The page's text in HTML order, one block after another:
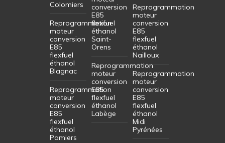
Colomiers
Reprogrammation
moteur
conversion
E85
flexfuel
éthanol
Blagnac
Reprogrammation
moteur
conversion
E85
flexfuel
éthanol
Pamiers
conversion
E85
flexfuel
éthanol
Saint-
Orens
Reprogrammation
moteur
conversion
E85
flexfuel
éthanol
Labège
Reprogrammation
moteur
conversion
E85
flexfuel
éthanol
Nailloux
Reprogrammation
moteur
conversion
E85
flexfuel
éthanol
Midi
Pyrénées